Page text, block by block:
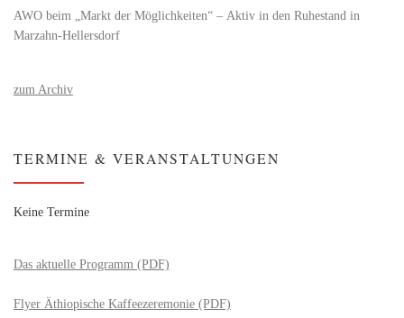
AWO beim „Markt der Möglichkeiten“ – Aktiv in den Ruhestand in
Marzahn-Hellersdorf
zum Archiv
TERMINE & VERANSTALTUNGEN
Keine Termine
Das aktuelle Programm (PDF)
Flyer Äthiopische Kaffeezeremonie (PDF)